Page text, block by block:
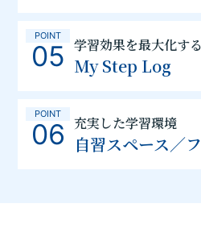
POINT
05 学習効果を最大化す
My Step Log
POINT
06 充実した学習環境
自習スペース／